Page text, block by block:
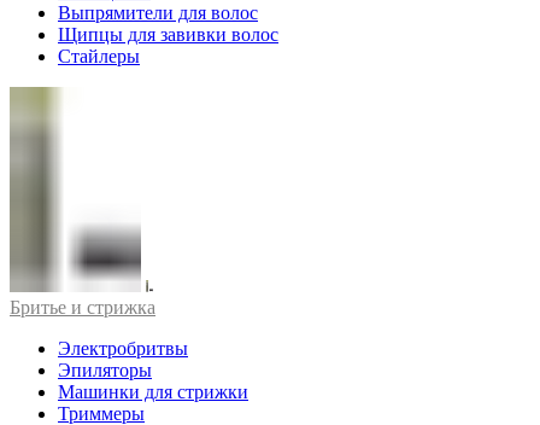
Выпрямители для волос
Щипцы для завивки волос
Стайлеры
Бритье и стрижка
Электробритвы
Эпиляторы
Машинки для стрижки
Триммеры